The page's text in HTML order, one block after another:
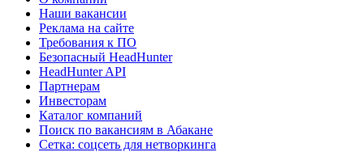
Наши вакансии
Реклама на сайте
Требования к ПО
Безопасный HeadHunter
HeadHunter API
Партнерам
Инвесторам
Каталог компаний
Поиск по вакансиям в Абакане
Сетка: соцсеть для нетворкинга